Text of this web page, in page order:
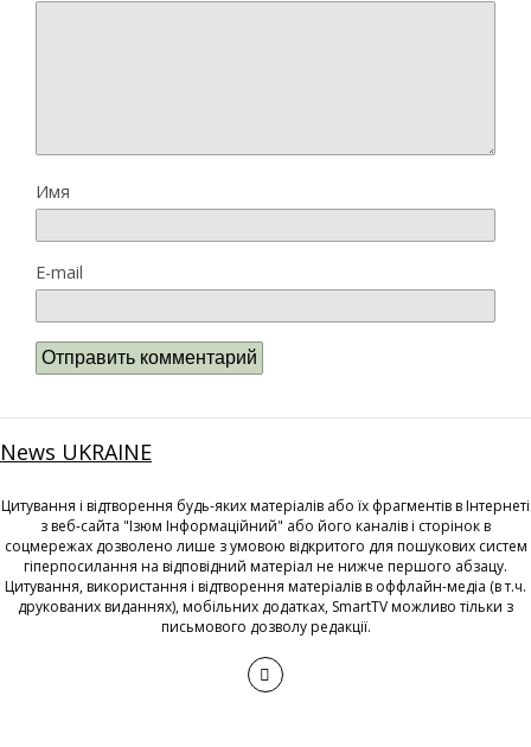
Имя
E-mail
News UKRAINE
Цитування і відтворення будь-яких матеріалів або їх фрагментів в Інтернеті
з веб-сайта "Ізюм Інформаційний" або його каналів і сторінок в
соцмережах дозволено лише з умовою відкритого для пошукових систем
гіперпосилання на відповідний матеріал не нижче першого абзацу.
Цитування, використання і відтворення матеріалів в оффлайн-медіа (в т.ч.
друкованих виданнях), мобільних додатках, SmartTV можливо тільки з
письмового дозволу редакції.